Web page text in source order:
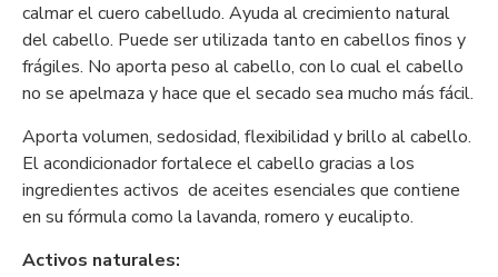
calmar el cuero cabelludo. Ayuda al crecimiento natural
del cabello. Puede ser utilizada tanto en cabellos finos y
frágiles. No aporta peso al cabello, con lo cual el cabello
no se apelmaza y hace que el secado sea mucho más fácil.
Aporta volumen, sedosidad, flexibilidad y brillo al cabello.
El acondicionador fortalece el cabello gracias a los
ingredientes activos de aceites esenciales que contiene
en su fórmula como la lavanda, romero y eucalipto.
Activos naturales: